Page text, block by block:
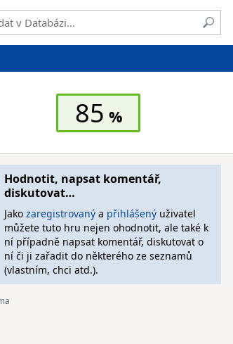
85
Hodnotit, napsat komentář,
diskutovat…
Jako zaregistrovanýa přihlášenýuživatel
můžete tuto hru nejen ohodnotit, ale také k
ní případně napsat komentář, diskutovat o
ní či ji zařadit do některého ze seznamů
(vlastním, chci atd.).